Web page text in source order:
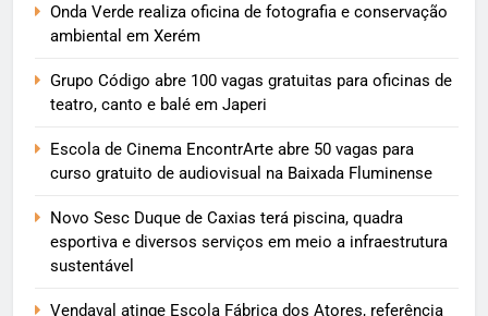
Onda Verde realiza oficina de fotografia e conservação
ambiental em Xerém
Grupo Código abre 100 vagas gratuitas para oficinas de
teatro, canto e balé em Japeri
Escola de Cinema EncontrArte abre 50 vagas para
curso gratuito de audiovisual na Baixada Fluminense
Novo Sesc Duque de Caxias terá piscina, quadra
esportiva e diversos serviços em meio a infraestrutura
sustentável
Vendaval atinge Escola Fábrica dos Atores, referência